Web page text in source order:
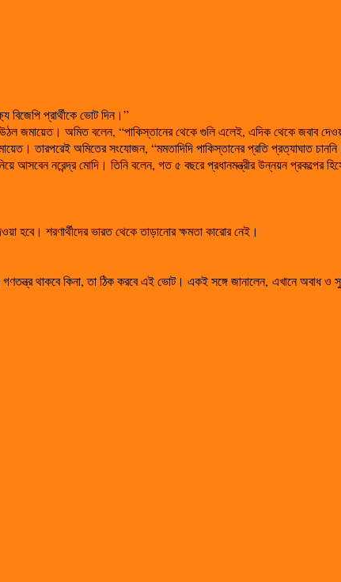
বিজেপি প্রার্থীকে ভোট দিন।”
জমায়েত। অমিত বলেন, “পাকিস্তানের থেকে গুলি এলেই, এদিক থেকে জবাব
তারপরেই অমিতের সংযোজন, “মমতাদিদি পাকিস্তানের প্রতি প্রত্যাঘাত
আসবেন নরেন্দ্র মোদি। তিনি বলেন, গত ৫ বছরে প্রধানমন্ত্রীর উন্নয়ন প্রকল্পের
হবে। শরণার্থীদের ভারত থেকে তাড়ানোর ক্ষমতা কারোর নেই।
থাকবে কিনা, তা ঠিক করবে এই ভোট। একই সঙ্গে জানালেন, এখানে অবাধ ও